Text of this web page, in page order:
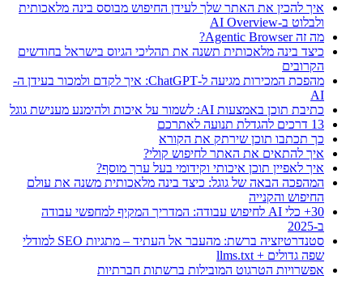
איך להכין את האתר שלך לעידן החיפוש מבוסס בינה מלאכותית
ולבלוט ב-AI Overview
מה זה Agentic Browser?
כיצד בינה מלאכותית תשנה את תהליכי הגיוס בישראל בחודשים
הקרובים
מהפכת המכירות מגיעה ל-ChatGPT: איך לקדם ולמכור בעידן ה-
AI
כתיבת תוכן באמצעות AI: לשמור על איכות ולהימנע מענישת גוגל
13 דרכים להגדלת תנועה לאתרכם
כך תכתבו תוכן שירתק את הקורא
איך להתאים את האתר לחיפוש קולי?
איך לאפיין תוכן איכותי וקידומי בעל ערך מוסף?
המהפכה הבאה של גוגל: כיצד בינה מלאכותית משנה את עולם
החיפוש והקנייה
30+ כלי AI לחיפוש עבודה: המדריך המקיף למחפשי עבודה
ב-2025
סטנדרטיזציה ברשת: מהעבר אל העתיד – מתגיות SEO למודלי
שפה גדולים + llms.txt
אפשרויות הטרגוט המובילות ברשתות חברתיות